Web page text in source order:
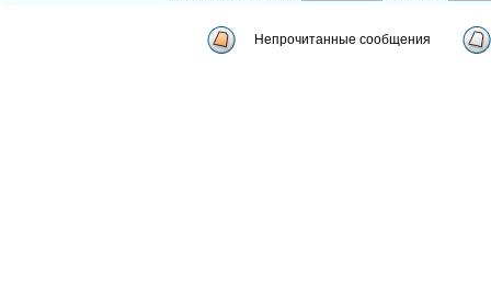
Непрочитанные сообщения